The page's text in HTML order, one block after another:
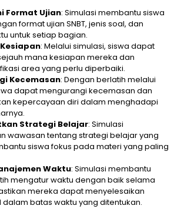
Format Ujian: Simulasi membantu siswa
format ujian SNBT, jenis soal, dan
untuk setiap bagian.
: Melalui simulasi, siswa dapat
mana kesiapan mereka dan
area yang perlu diperbaiki.
Kecemasan: Dengan berlatih melalui
dapat mengurangi kecemasan dan
kepercayaan diri dalam menghadapi
Strategi Belajar: Simulasi
wawasan tentang strategi belajar yang
siswa fokus pada materi yang paling
Waktu: Simulasi membantu
mengatur waktu dengan baik selama
mereka dapat menyelesaikan
dalam batas waktu yang ditentukan.